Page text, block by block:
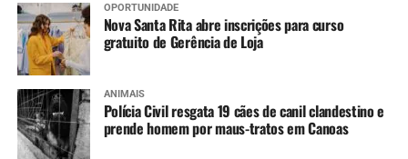
Caí (Montenegro) – Tendência de estabilidade.
Taquari (Taquari) – Tendência de lenta elevação,
devendo entrar em estabilidade ao longo do dia.
Constante declínio em Cachoeira do Sul e Rio
Pardo, e variando entre estabilidade e lenta
elevação em São Jerônimo.
OPORTUNIDADE
Nova Santa Rita abre inscrições para curso
gratuito de Gerência de Loja
ANIMAIS
Polícia Civil resgata 19 cães de canil clandestino e
prende homem por maus-tratos em Canoas